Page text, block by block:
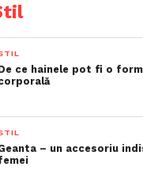
ce hainele pot fi o
– un accesoriu